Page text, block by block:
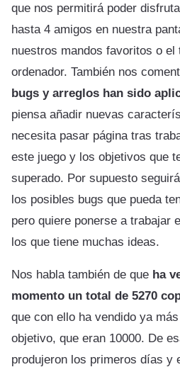
que nos permitirá poder
hasta 4 amigos en nuestra
nuestros mandos favoritos o el
ordenador. También nos
bugs y arreglos han sido
piensa añadir nuevas
necesita pasar página tras
este juego y los objetivos que
superado. Por supuesto
los posibles bugs que pueda
pero quiere ponerse a trabajar
los que tiene muchas ideas.
Nos habla también de que ha
momento un total de 5270
que con ello ha vendido ya
objetivo, que eran 10000. De
produjeron los primeros días y